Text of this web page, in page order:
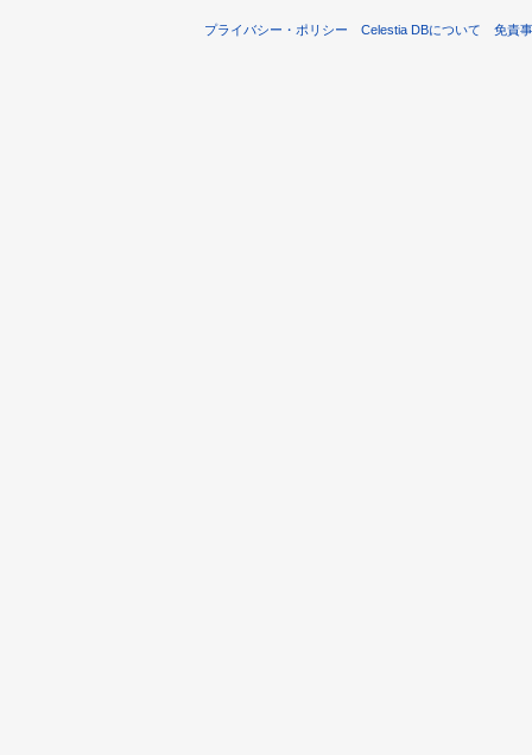
プライバシー・ポリシー Celestia DBについて 免責